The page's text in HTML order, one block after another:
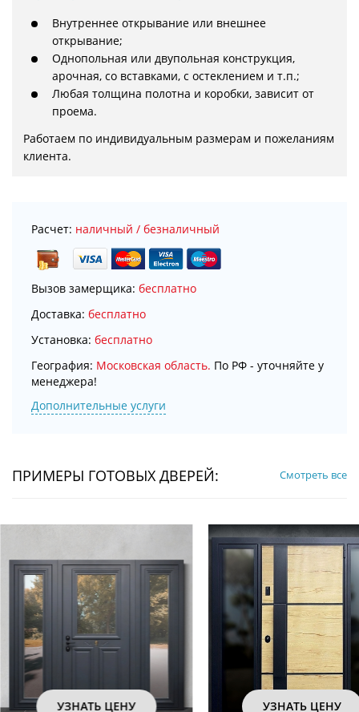
Внутреннее открывание или внешнее
открывание;
Однопольная или двупольная конструкция,
арочная, со вставками, с остеклением и т.п.;
Любая толщина полотна и коробки, зависит от
проема.
Работаем по индивидуальным размерам и пожеланиям
клиента.
Расчет: наличный / безналичный
Вызов замерщика: бесплатно
Доставка: бесплатно
Установка: бесплатно
География: Московская область. По РФ - уточняйте у
менеджера!
Дополнительные услуги
ПРИМЕРЫ ГОТОВЫХ ДВЕРЕЙ: Смотреть все
УЗНАТЬ ЦЕНУ УЗНАТЬ